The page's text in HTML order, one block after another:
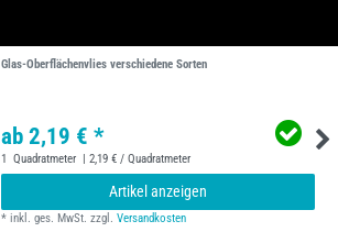
Glas-Oberflächenvlies verschiedene Sorten
ab 2,19 € *
1 Quadratmeter | 2,19 € / Quadratmeter
Artikel anzeigen
*inkl. ges. MwSt. zzgl.Versandkosten